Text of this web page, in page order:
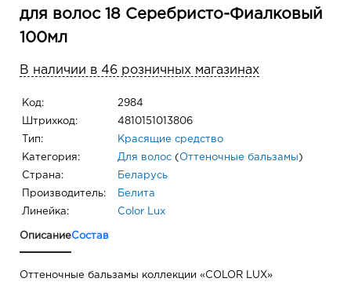
для волос 18 Серебристо-Фиалковый
100мл
В наличии в 46 розничных магазинах
Код: 2984
Штрихкод: 4810151013806
Тип: Красящие средство
Категория: Для волос ( Оттеночные бальзамы )
Страна: Беларусь
Производитель: Белита
Линейка: Color Lux
ОписаниеСостав
Оттеночные бальзамы коллекции «COLOR LUX»